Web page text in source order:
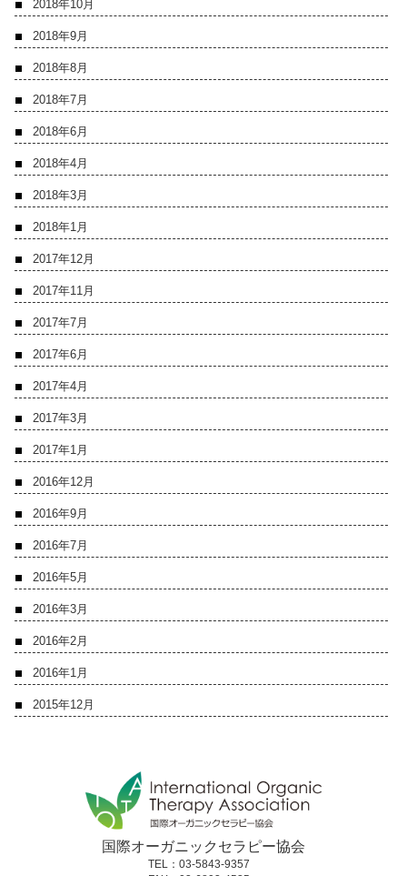
2018年10月
2018年9月
2018年8月
2018年7月
2018年6月
2018年4月
2018年3月
2018年1月
2017年12月
2017年11月
2017年7月
2017年6月
2017年4月
2017年3月
2017年1月
2016年12月
2016年9月
2016年7月
2016年5月
2016年3月
2016年2月
2016年1月
2015年12月
国際オーガニックセラピー協会
TEL：03-5843-9357